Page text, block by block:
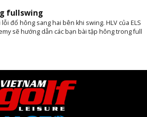
fullswing
đổ hông sang hai bên khi swing. HLV của ELS
sẽ hướng dẫn các bạn bài tập hông trong full